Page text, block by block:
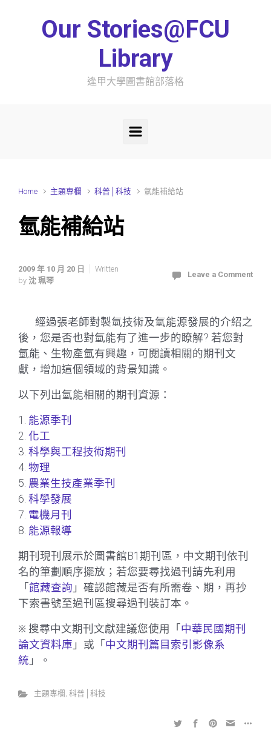
Our Stories@FCU
Library
逢甲大學圖書館部落格
Home 主題專欄 科普│科技 氫能補給站
氫能補給站
2009 年 10 月 20 日
Written
by 沈 珮琴
Leave a Comment
經過張老師對製氫技術及氫能源發展的介紹之
後，您是否也對氫能有了進一步的瞭解? 若您對
氫能、生物產氫有興趣，可閱讀相關的期刊文
獻，增加這個領域的背景知識。
以下列出氫能相關的期刊資源：
1. 能源季刊
2. 化工
3. 科學與工程技術期刊
4. 物理
5. 農業生技產業季刊
6. 科學發展
7. 電機月刊
8. 能源報導
期刊現刊展示於圖書館B1期刊區，中文期刊依刊
名的筆劃順序擺放；若您要尋找過刊請先利用
「 館藏查詢 」確認館藏是否有所需卷、期，再抄
下索書號至過刊區搜尋過刊裝訂本。
※ 搜尋中文期刊文獻建議您使用「 中華民國期刊
論文資料庫 」或「 中文期刊篇目索引影像系
統 」。
主題專欄 , 科普│科技